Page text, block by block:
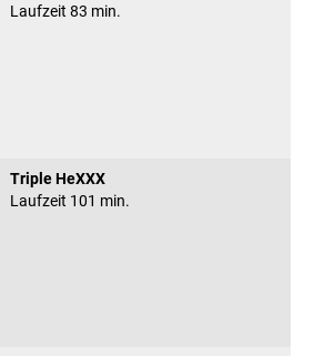
Laufzeit 83 min.
Triple HeXXX
Laufzeit 101 min.